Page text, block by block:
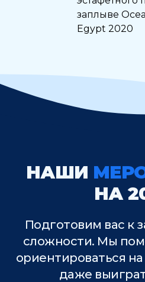
заплыве
Egypt 2020
НАШИ
НА
Подготовим вас к
сложности. Мы
ориентироваться
даже